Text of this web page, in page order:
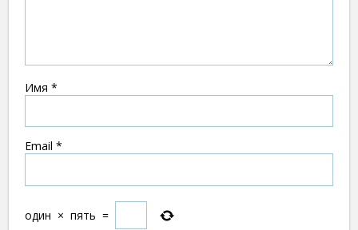
Имя *
Email *
один × пять =